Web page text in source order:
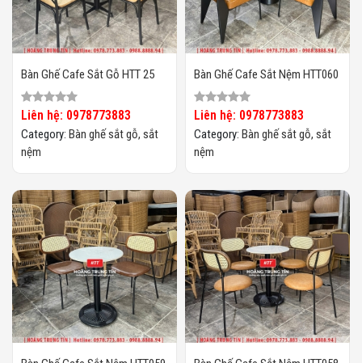
Bàn Ghế Cafe Sắt Gỗ HTT 25
Liên hệ: 0978773883
Category: Bàn ghế sắt gỗ, sắt
nệm
Bàn Ghế Cafe Sắt Nệm HTT060
Liên hệ: 0978773883
Category: Bàn ghế sắt gỗ, sắt
nệm